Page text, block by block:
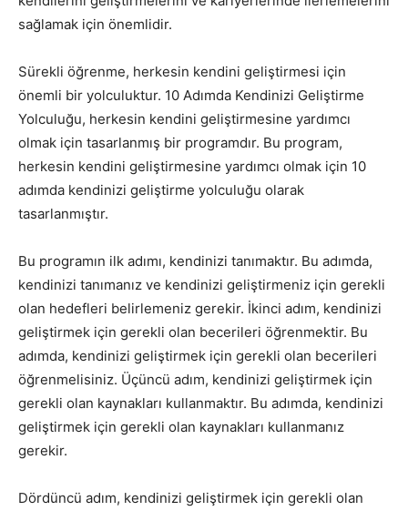
sağlamak için önemlidir.
Sürekli öğrenme, herkesin kendini geliştirmesi için
önemli bir yolculuktur. 10 Adımda Kendinizi Geliştirme
Yolculuğu, herkesin kendini geliştirmesine yardımcı
olmak için tasarlanmış bir programdır. Bu program,
herkesin kendini geliştirmesine yardımcı olmak için 10
adımda kendinizi geliştirme yolculuğu olarak
tasarlanmıştır.
Bu programın ilk adımı, kendinizi tanımaktır. Bu adımda,
kendinizi tanımanız ve kendinizi geliştirmeniz için gerekli
olan hedefleri belirlemeniz gerekir. İkinci adım, kendinizi
geliştirmek için gerekli olan becerileri öğrenmektir. Bu
adımda, kendinizi geliştirmek için gerekli olan becerileri
öğrenmelisiniz. Üçüncü adım, kendinizi geliştirmek için
gerekli olan kaynakları kullanmaktır. Bu adımda, kendinizi
geliştirmek için gerekli olan kaynakları kullanmanız
gerekir.
Dördüncü adım, kendinizi geliştirmek için gerekli olan